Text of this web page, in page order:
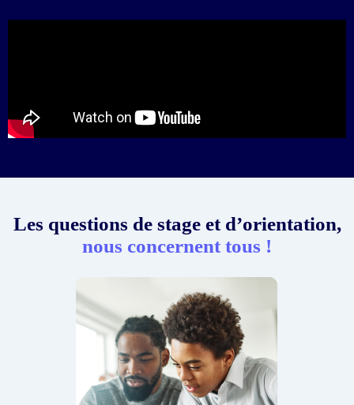
Les questions de stage et d’orientation,
nous concernent tous !